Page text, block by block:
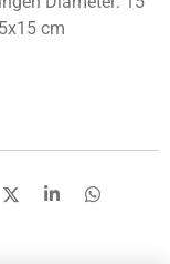
cm
D
S
D